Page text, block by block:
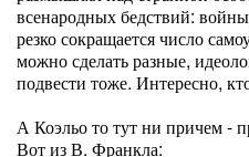
всенародных бедствий:
резко сокращается число
можно сделать разные,
подвести тоже. Интересно,
А Коэльо то тут ни причем -
Вот из В. Франкла: